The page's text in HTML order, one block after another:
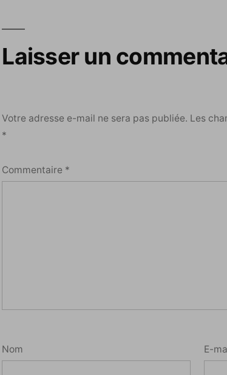
Laisser un
Votre adresse e-mail ne sera pas publiée. Les
*
Commentaire *
Nom E-